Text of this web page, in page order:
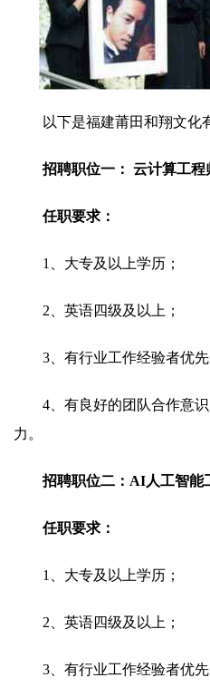
以下是福建莆田和翔文化
招聘职位一： 云计算工程
任职要求：
1、大专及以上学历；
2、英语四级及以上；
3、有行业工作经验者优先
4、有良好的团队合作意
力。
招聘职位二：AI人工智能
任职要求：
1、大专及以上学历；
2、英语四级及以上；
3、有行业工作经验者优先